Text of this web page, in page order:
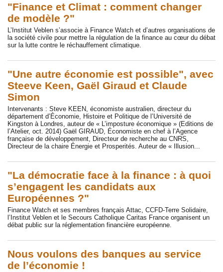
"Finance et Climat : comment changer
de modèle ?"
L’Institut Veblen s’associe à Finance Watch et d’autres organisations de
la société civile pour mettre la régulation de la finance au cœur du débat
sur la lutte contre le réchauffement climatique.
"Une autre économie est possible", avec
Steeve Keen, Gaël Giraud et Claude
Simon
Intervenants : Steve KEEN, économiste australien, directeur du
département d’Économie, Histoire et Politique de l’Université de
Kingston à Londres, auteur de « L’imposture économique » (Editions de
l’Atelier, oct. 2014) Gaël GIRAUD, Économiste en chef à l’Agence
française de développement, Directeur de recherche au CNRS,
Directeur de la chaire Énergie et Prosperités. Auteur de « Illusion...
"La démocratie face à la finance : à quoi
s’engagent les candidats aux
Européennes ?"
Finance Watch et ses membres français Attac, CCFD-Terre Solidaire,
l’Institut Veblen et le Secours Catholique Caritas France organisent un
débat public sur la réglementation financière européenne.
Nous voulons des banques au service
de l’économie !